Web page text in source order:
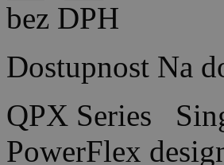
bez DPH
Dostupnost Na
QPX Series
PowerFlex